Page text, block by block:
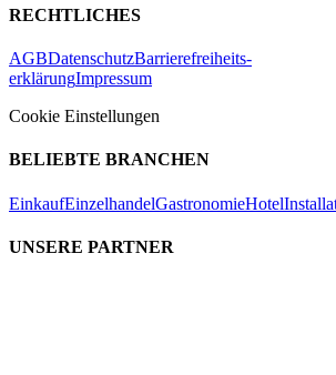
RECHTLICHES
AGBDatenschutzBarrierefreiheits-
erklärungImpressum
Cookie Einstellungen
BELIEBTE BRANCHEN
EinkaufEinzelhandelGastronomieHotel
UNSERE PARTNER